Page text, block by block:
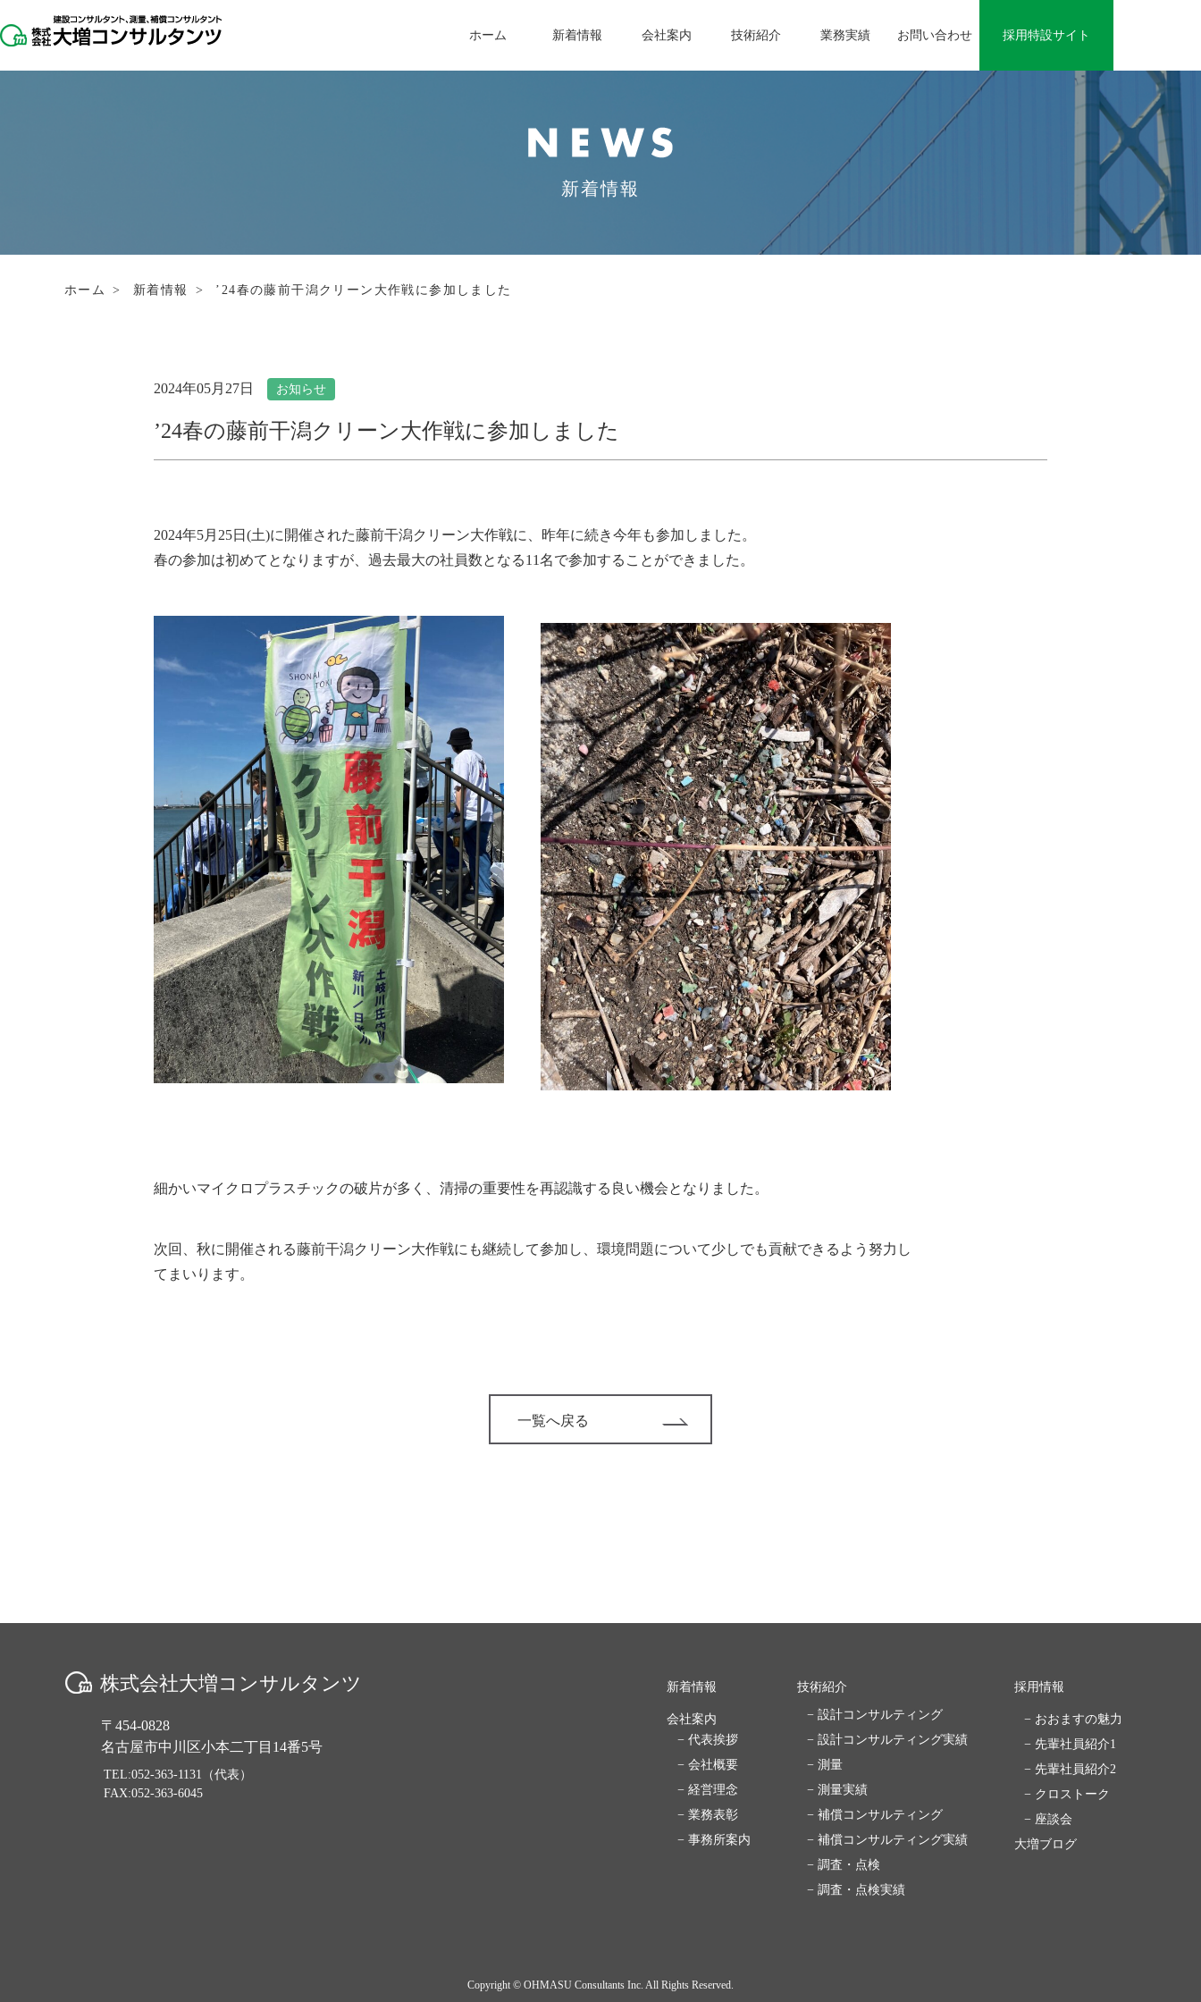
ホーム 新着情報 会社案内 技術紹介 業務実績 お問い合わせ 採用特設サイト
新着情報
ホーム > 新着情報 > ’24春の藤前干潟クリーン大作戦に参加しました
2024年05月27日 お知らせ
’24春の藤前干潟クリーン大作戦に参加しました
2024年5月25日(土)に開催された藤前干潟クリーン大作戦に、昨年に続き今年も参加しました。
春の参加は初めてとなりますが、過去最大の社員数となる11名で参加することができました。
細かいマイクロプラスチックの破片が多く、清掃の重要性を再認識する良い機会となりました。
次回、秋に開催される藤前干潟クリーン大作戦にも継続して参加し、環境問題について少しでも貢献できるよう努力し
てまいります。
一覧へ戻る
株式会社大増コンサルタンツ
〒454-0828
名古屋市中川区小本二丁目14番5号
TEL:052-363-1131（代表）
FAX:052-363-6045
新着情報
会社案内
− 代表挨拶
− 会社概要
− 経営理念
− 業務表彰
− 事務所案内
技術紹介
− 設計コンサルティング
− 設計コンサルティング実績
− 測量
− 測量実績
− 補償コンサルティング
− 補償コンサルティング実績
− 調査・点検
− 調査・点検実績
採用情報
− おおますの魅力
− 先輩社員紹介1
− 先輩社員紹介2
− クロストーク
− 座談会
大増ブログ
Copyright © OHMASU Consultants Inc. All Rights Reserved.